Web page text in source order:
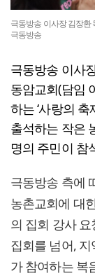
극동방송 이사장 김장환
극동방송
극동방송 이사
동암교회(담임
하는 ‘사랑의
출석하는 작은
명의 주민이 참
극동방송 측에
농촌교회에 대
의 집회 강사
집회를 넘어,
가 참여하는 복